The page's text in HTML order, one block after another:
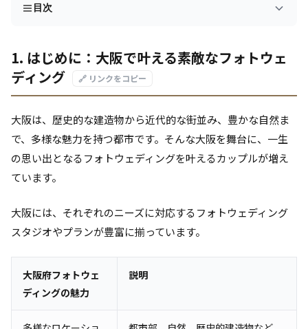
目次
1. はじめに：大阪で叶える素敵なフォトウェ
ディング
🔗 リンクをコピー
大阪は、歴史的な建造物から近代的な街並み、豊かな自然ま
で、多様な魅力を持つ都市です。そんな大阪を舞台に、一生
の思い出となるフォトウェディングを叶えるカップルが増え
ています。
大阪には、それぞれのニーズに対応するフォトウェディング
スタジオやプランが豊富に揃っています。
大阪府フォトウェ
ディングの魅力
説明